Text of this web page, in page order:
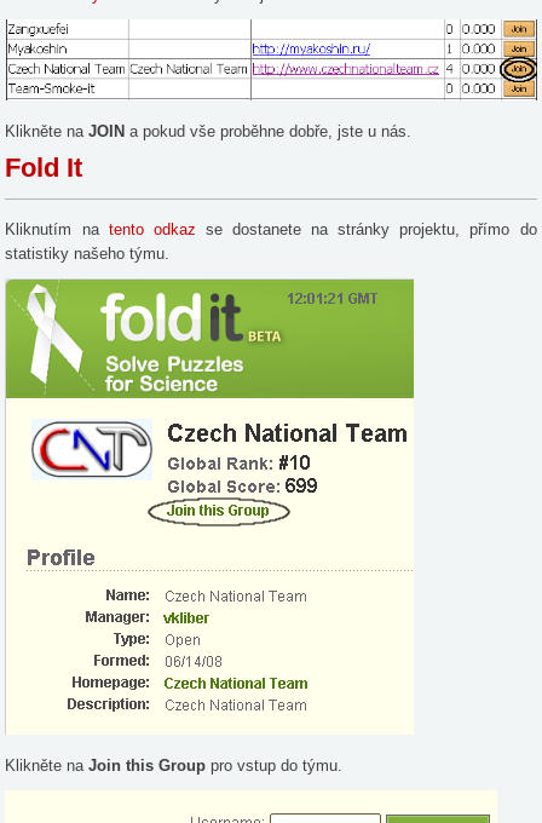
Klikněte naJOIN a pokud vše proběhne dobře, jste u nás.
Fold It
Kliknutím na tento odkaz se dostanete na stránky projektu, přímo do
statistiky našeho týmu.
Klikněte naJoin this Group pro vstup do týmu.